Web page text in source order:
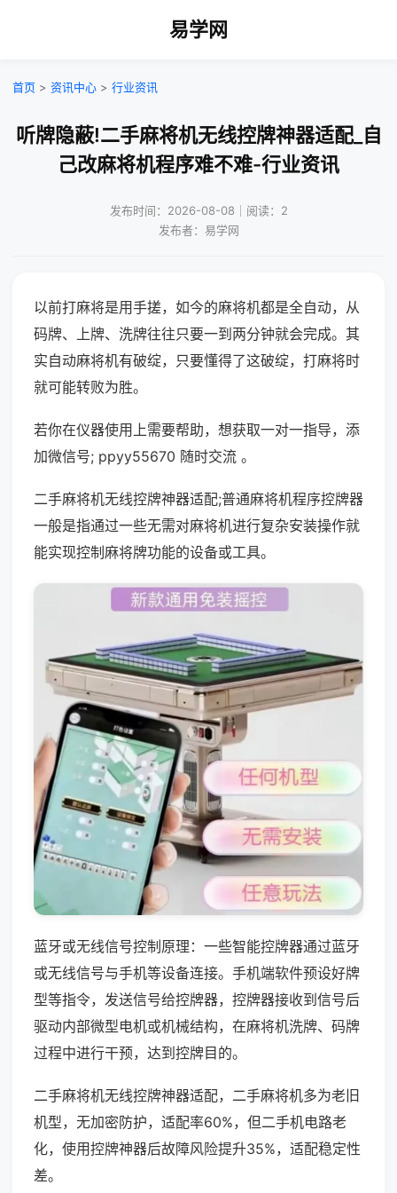
易学网
首页 > 资讯中心 > 行业资讯
听牌隐蔽!二手麻将机无线控牌神器适配_自
己改麻将机程序难不难-行业资讯
发布时间：2026-08-08｜阅读：2
发布者：易学网
以前打麻将是用手搓，如今的麻将机都是全自动，从
码牌、上牌、洗牌往往只要一到两分钟就会完成。其
实自动麻将机有破绽，只要懂得了这破绽，打麻将时
就可能转败为胜。
若你在仪器使用上需要帮助，想获取一对一指导，添
加微信号; ppyy55670 随时交流 。
二手麻将机无线控牌神器适配;普通麻将机程序控牌器
一般是指通过一些无需对麻将机进行复杂安装操作就
能实现控制麻将牌功能的设备或工具。
蓝牙或无线信号控制原理：一些智能控牌器通过蓝牙
或无线信号与手机等设备连接。手机端软件预设好牌
型等指令，发送信号给控牌器，控牌器接收到信号后
驱动内部微型电机或机械结构，在麻将机洗牌、码牌
过程中进行干预，达到控牌目的。
二手麻将机无线控牌神器适配，二手麻将机多为老旧
机型，无加密防护，适配率60%，但二手机电路老
化，使用控牌神器后故障风险提升35%，适配稳定性
差。